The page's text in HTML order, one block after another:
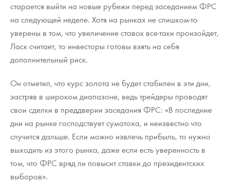
Монеты и жетоны из недрагоценных металлов
Книги по нумизматике
старается выйти на новые рубежи перед заседанием ФРС
на следующей неделе. Хотя на рынках не слишком-то
уверены в том, что увеличение ставок все-таки произойдет,
Ласк считает, то инвесторы готовы взять на себя
дополнительный риск.
Он отметил, что курс золота не будет стабилен в эти дни,
застряв в широком диапазоне, ведь трейдеры проводят
свои сделки в преддверии заседания ФРС: «В последние
дни на рынке господствует суматоха, и неизвестно что
случится дальше. Если можно извлечь прибыль, то нужно
выходить из этого рынка, даже если есть уверенность в
том, что ФРС вряд ли повысит ставки до президентских
выборов».